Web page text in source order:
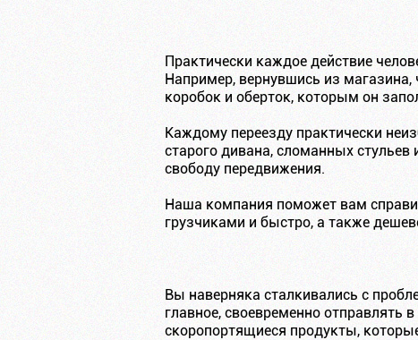
Практически каждое действие
Например, вернувшись из магазина,
коробок и оберток, которым он
Каждому переезду практически
старого дивана, сломанных
свободу передвижения.
Наша компания поможет вам
грузчиками и быстро, а также
Вы наверняка сталкивались с
главное, своевременно отправлять
скоропортящиеся продукты,